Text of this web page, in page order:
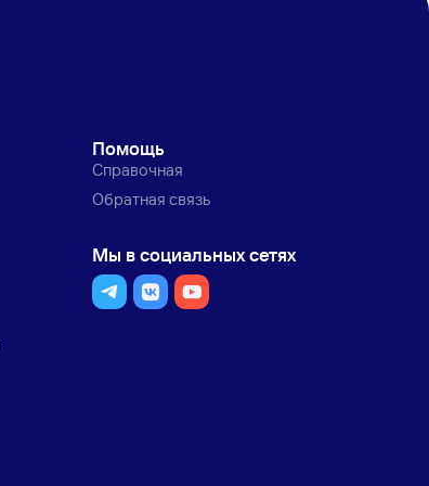
Помощь
Справочная
Обратная связь
Мы в социальных сетях